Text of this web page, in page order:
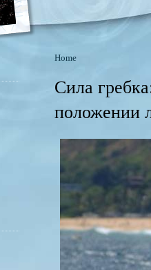
Home
Сила
положении